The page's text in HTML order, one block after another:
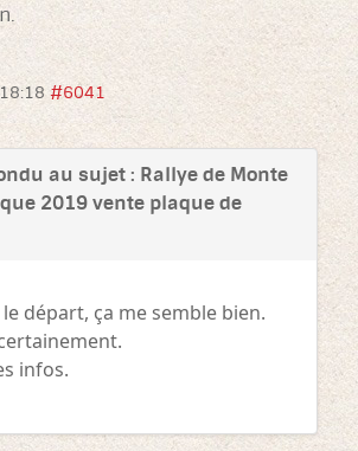
#6041
au sujet : Rallye de Monte
2019 vente plaque de
départ, ça me semble bien.
infos.